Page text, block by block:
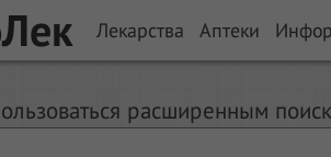
Лекарства Аптеки
расширенным